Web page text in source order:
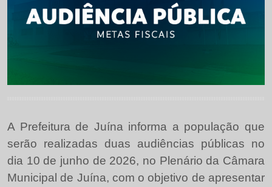
A Prefeitura de Juína informa a população que
serão realizadas duas audiências públicas no
dia 10 de junho de 2026, no Plenário da Câmara
Municipal de Juína, com o objetivo de apresentar